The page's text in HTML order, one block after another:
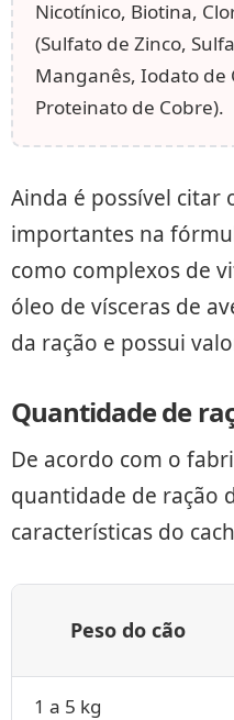
Nicotínico, Biotina,
(Sulfato de Zinco,
Manganês, Iodato de
Proteinato de Cobre).
Ainda é possível
importantes na
como complexos de
óleo de vísceras de
da ração e possui
Quantidade de
De acordo com o
quantidade de ração
características do
Peso do cão
1 a 5 kg